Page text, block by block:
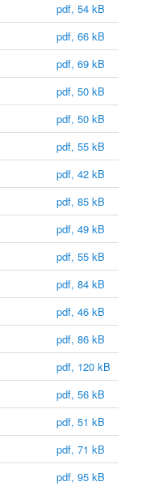
pdf, 54 kB
pdf, 66 kB
pdf, 69 kB
pdf, 50 kB
pdf, 50 kB
pdf, 55 kB
pdf, 42 kB
pdf, 85 kB
pdf, 49 kB
pdf, 55 kB
pdf, 84 kB
pdf, 46 kB
pdf, 86 kB
pdf, 120 kB
pdf, 56 kB
pdf, 51 kB
pdf, 71 kB
pdf, 95 kB